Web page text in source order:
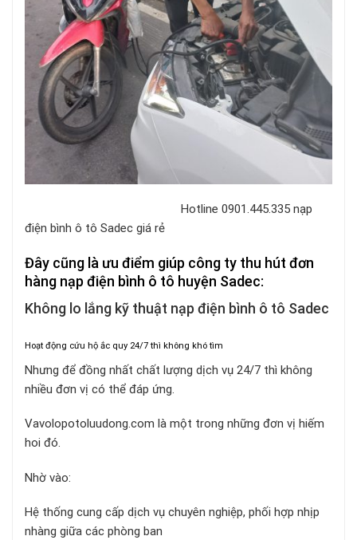
Hotline 0901.445.335 nạp
điện bình ô tô Sadec giá rẻ
Đây cũng là ưu điểm giúp công ty thu hút đơn
hàng nạp điện bình ô tô huyện Sadec:
Không lo lắng kỹ thuật nạp điện bình ô tô Sadec
Hoạt động cứu hộ ắc quy 24/7 thì không khó tìm
Nhưng để đồng nhất chất lượng dịch vụ 24/7 thì không
nhiều đơn vị có thể đáp ứng.
Vavolopotoluudong.com là một trong những đơn vị hiếm
hoi đó.
Nhờ vào:
Hệ thống cung cấp dịch vụ chuyên nghiệp, phối hợp nhịp
nhàng giữa các phòng ban